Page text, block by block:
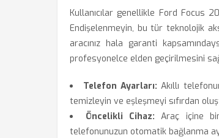
Kullanıcılar genellikle Ford Focus
Endişelenmeyin, bu tür teknolojik
aracınız hala garanti
profesyonelce elden geçirilmesini
Telefon Ayarları: Akıllı
temizleyin ve eşleşmeyi sıfırdan
Öncelikli Cihaz: Araç içine
telefonunuzun otomatik bağlanma